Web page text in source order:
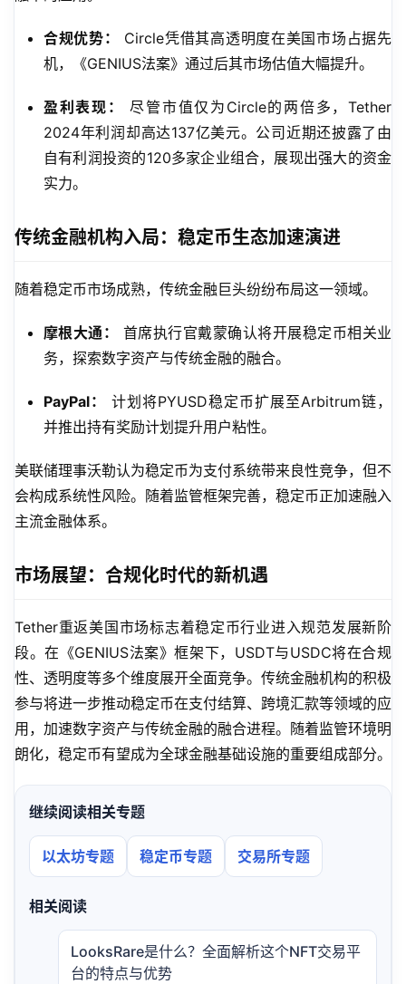
合规优势：
Circle凭借其高透明度在美国市场占据先
机，《GENIUS法案》通过后其市场估值大幅提升。
盈利表现：
尽管市值仅为Circle的两倍多，Tether
2024年利润却高达137亿美元。公司近期还披露了由
自有利润投资的120多家企业组合，展现出强大的资金
实力。
传统金融机构入局：稳定币生态加速演进
随着稳定币市场成熟，传统金融巨头纷纷布局这一领域。
摩根大通：
首席执行官戴蒙确认将开展稳定币相关业
务，探索数字资产与传统金融的融合。
PayPal：
计划将PYUSD稳定币扩展至Arbitrum链，
并推出持有奖励计划提升用户粘性。
美联储理事沃勒认为稳定币为支付系统带来良性竞争，但不
会构成系统性风险。随着监管框架完善，稳定币正加速融入
主流金融体系。
市场展望：合规化时代的新机遇
Tether重返美国市场标志着稳定币行业进入规范发展新阶
段。在《GENIUS法案》框架下，USDT与USDC将在合规
性、透明度等多个维度展开全面竞争。传统金融机构的积极
参与将进一步推动稳定币在支付结算、跨境汇款等领域的应
用，加速数字资产与传统金融的融合进程。随着监管环境明
朗化，稳定币有望成为全球金融基础设施的重要组成部分。
继续阅读相关专题
以太坊专题 稳定币专题 交易所专题
相关阅读
LooksRare是什么？全面解析这个NFT交易平
台的特点与优势